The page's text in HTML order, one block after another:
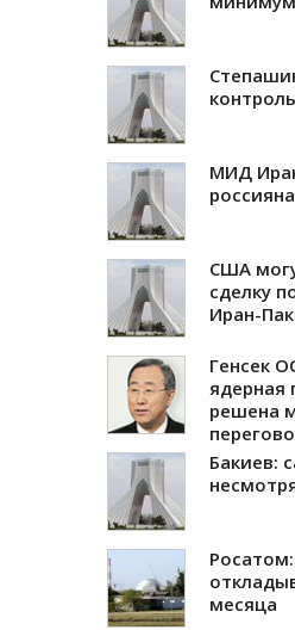
МИД
США
сделку
Иран-
Генсек
решена
Бакиев:
месяца